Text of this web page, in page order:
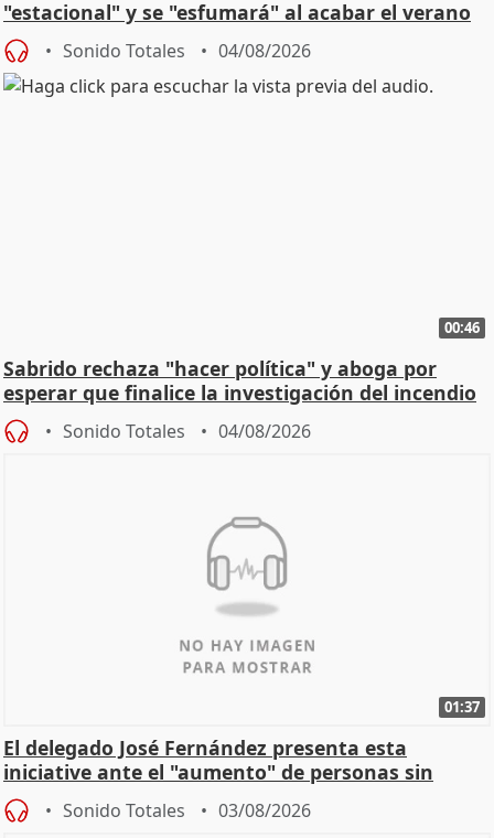
"estacional" y se "esfumará" al acabar el verano
Sonido Totales 04/08/2026
00:46
Sabrido rechaza "hacer política" y aboga por
esperar que finalice la investigación del incendio
Sonido Totales 04/08/2026
01:37
El delegado José Fernández presenta esta
iniciative ante el "aumento" de personas sin
hogar en Madri
Sonido Totales 03/08/2026